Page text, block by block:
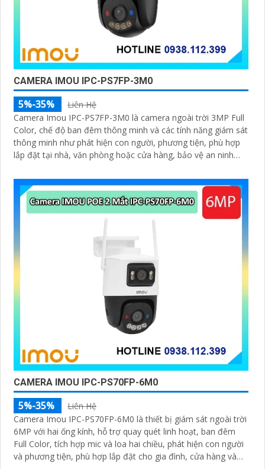
CAMERA IMOU IPC-PS7FP-3M0
5%-35%
Liên Hệ
Camera Imou IPC-PS7FP-3M0 là camera ngoài trời 3MP Full
Color, chế độ ban đêm thông minh và các tính năng giám sát
thông minh như phát hiện con người, phương tiện, phù hợp
lắp đặt tại nhà, văn phòng hoặc cửa hàng, bảo vệ an ninh
CAMERA IMOU IPC-PS70FP-6M0
5%-35%
Liên Hệ
Camera Imou IPC-PS70FP-6M0 là thiết bị giám sát ngoài trời
6MP với hai ống kính, hỗ trợ quay quét linh hoạt, ban đêm
Full Color, tích hợp mic và loa hai chiều, phát hiện con người
và phương tiện, phù hợp lắp đặt cho gia đình, cửa hàng và